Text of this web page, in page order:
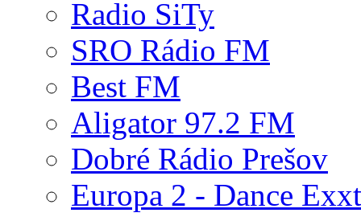
Radio SiTy
SRO Rádio FM
Best FM
Aligator 97.2 FM
Dobré Rádio Prešov
Europa 2 - Dance